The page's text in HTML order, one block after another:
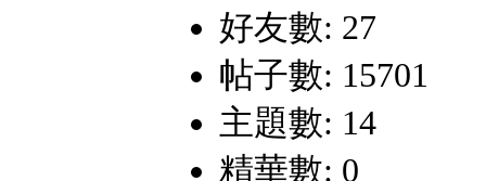
好友數: 27
帖子數: 15701
主題數: 14
精華數: 0